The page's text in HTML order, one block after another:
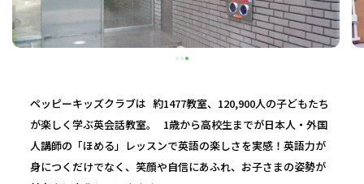
ペッピーキッズクラブは 約1477教室、120,900人の子どもたち
が楽しく学ぶ英会話教室。 1歳から高校生までが日本人・外国
人講師の「ほめる」レッスンで英語の楽しさを実感！英語力が
身につくだけでなく、笑顔や自信にあふれ、お子さまの姿勢が